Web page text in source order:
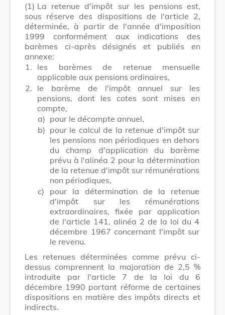
(1) La retenue d'impôt sur les pensions est,
sous réserve des dispositions de l'article 2,
déterminée, à partir de l'année d'imposition
1999 conformément aux indications des
barèmes ci-après désignés et publiés en
annexe:
1. les barèmes de retenue mensuelle
applicable aux pensions ordinaires,
2. le barème de l'impôt annuel sur les
pensions, dont les cotes sont mises en
compte,
a) pour le décompte annuel,
b) pour le calcul de la retenue d'impôt sur
les pensions non périodiques en dehors
du champ d'application du barème
prévu à l'alinéa 2 pour la détermination
de la retenue d'impôt sur rémunérations
non périodiques,
c)
pour la détermination de la retenue
d'impôt sur les rémunérations
extraordinaires, fixée par application
de l'article 141, alinéa 2 de la loi du 4
décembre 1967 concernant l'impôt sur
le revenu.
Les retenues déterminées comme prévu ci-
dessus comprennent la majoration de 2,5 %
introduite par l'article 7 de la loi du 6
décembre 1990 portant réforme de certaines
dispositions en matière des impôts directs et
indirects.